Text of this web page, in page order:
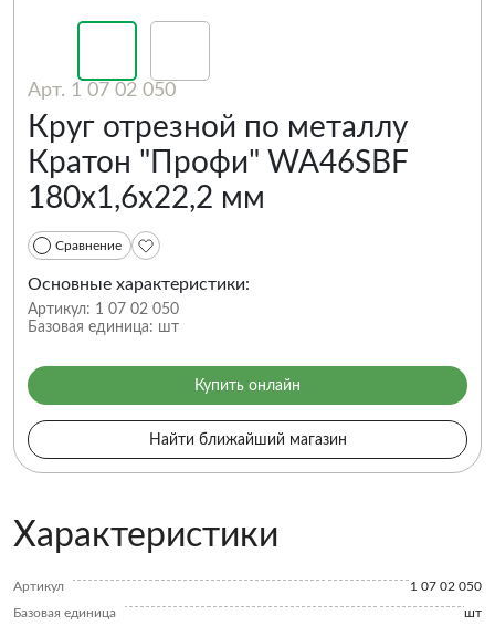
Арт. 1 07 02 050
Круг отрезной по металлу
Кратон "Профи" WA46SBF
180х1,6х22,2 мм
Сравнение
Основные характеристики:
Артикул: 1 07 02 050
Базовая единица: шт
Купить онлайн
Найти ближайший магазин
Характеристики
Артикул
1 07 02 050
Базовая единица
шт